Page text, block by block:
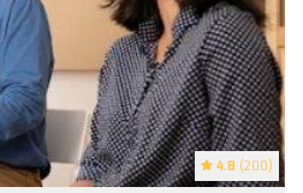
4.8 (200)